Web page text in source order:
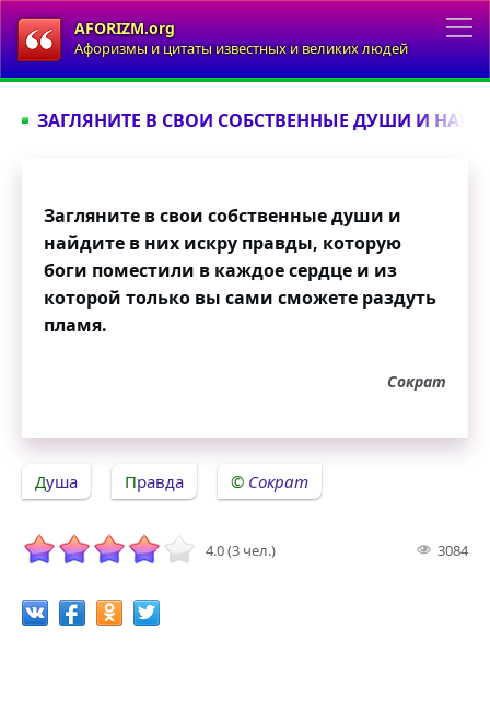
AFORIZM.org
Афоризмы и цитаты известных и великих людей
ЗАГЛЯНИТЕ В СВОИ СОБСТВЕННЫЕ ДУШИ И
Загляните в свои собственные души и
найдите в них искру правды, которую
боги поместили в каждое сердце и из
которой только вы сами сможете раздуть
пламя.
Сократ
Душа Правда Сократ
4.0 (3 чел.) 3084